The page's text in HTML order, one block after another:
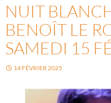
NUIT
BENOÎT LE
SAMEDI 15
14 FÉVRIER 2025